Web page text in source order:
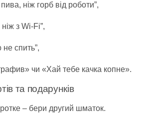
ніж горб від роботи”,
з Wi-Fi”,
спить”,
чи «Хай тебе качка копне».
та подарунків
– бери другий шматок.